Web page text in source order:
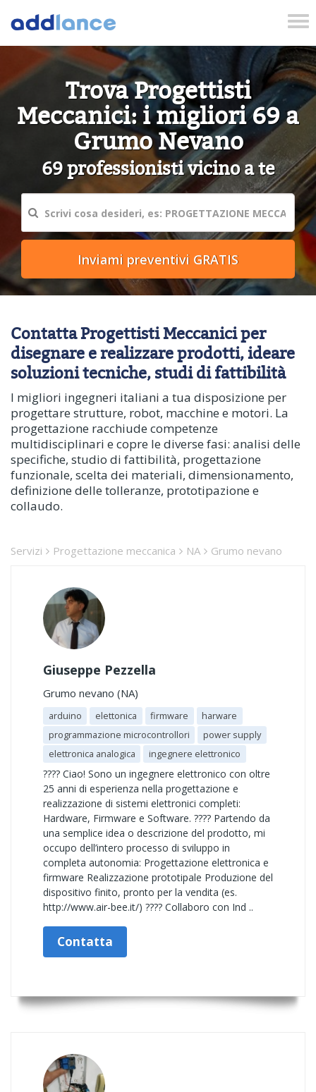
Trova Progettisti
Meccanici: i migliori 69 a
Grumo Nevano
69 professionisti vicino a te
Contatta Progettisti Meccanici per
disegnare e realizzare prodotti, ideare
soluzioni tecniche, studi di fattibilità
I migliori ingegneri italiani a tua disposizione per
progettare strutture, robot, macchine e motori. La
progettazione racchiude competenze
multidisciplinari e copre le diverse fasi: analisi delle
specifiche, studio di fattibilità, progettazione
funzionale, scelta dei materiali, dimensionamento,
definizione delle tolleranze, prototipazione e
collaudo.
Servizi Progettazione meccanica NA Grumo nevano
Giuseppe Pezzella
Grumo nevano (NA)
arduino elettonica firmware
harware
programmazione microcontrollori
power supply
elettronica analogica
ingegnere elettronico
???? Ciao! Sono un ingegnere elettronico con oltre
25 anni di esperienza nella progettazione e
realizzazione di sistemi elettronici completi:
Hardware, Firmware e Software. ???? Partendo da
una semplice idea o descrizione del prodotto, mi
occupo dell’intero processo di sviluppo in
completa autonomia: Progettazione elettronica e
firmware Realizzazione prototipale Produzione del
dispositivo finito, pronto per la vendita (es.
http://www.air-bee.it/) ???? Collaboro con Ind ..
Contatta